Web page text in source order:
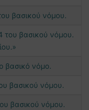
βασικού νόμου.
του βασικού νόμου.
βασικό νόμο.
βασικού νόμου.
βασικού νόμου.